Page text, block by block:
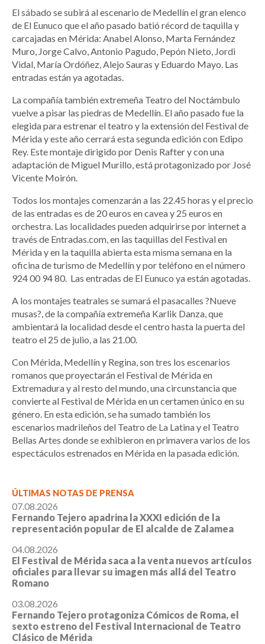
El sábado se subirá al escenario de Medellín el gran elenco
de El Eunuco que el año pasado batió récord de taquilla y
carcajadas en Mérida: Anabel Alonso, Marta Fernández
Muro, Jorge Calvo, Antonio Pagudo, Pepón Nieto, Jordi
Vidal, María Ordóñez, Alejo Sauras y Eduardo Mayo. Las
entradas están ya agotadas.
La compañía también extremeña Teatro del Noctámbulo
vuelve a pisar las piedras de Medellín. El año pasado fue la
elegida para estrenar el teatro y la extensión del Festival de
Mérida y este año cerrará esta segunda edición con Edipo
Rey. Este montaje dirigido por Denis Rafter y con una
adaptación de Miguel Murillo, está protagonizado por José
Vicente Moirón.
Todos los montajes comenzarán a las 22.45 horas y el precio
de las entradas es de 20 euros en cavea y 25 euros en
orchestra. Las localidades pueden adquirirse por internet a
través de Entradas.com, en las taquillas del Festival en
Mérida y en la taquilla abierta esta misma semana en la
oficina de turismo de Medellín y por teléfono en el número
924 00 94 80. Las entradas de El Eunuco ya están agotadas.
A los montajes teatrales se sumará el pasacalles ?Nueve
musas?, de la compañía extremeña Karlik Danza, que
ambientará la localidad desde el centro hasta la puerta del
teatro el 25 de julio, a las 21.00.
Con Mérida, Medellín y Regina, son tres los escenarios
romanos que proyectarán el Festival de Mérida en
Extremadura y al resto del mundo, una circunstancia que
convierte al Festival de Mérida en un certamen único en su
género. En esta edición, se ha sumado también los
escenarios madrileños del Teatro de La Latina y el Teatro
Bellas Artes donde se exhibieron en primavera varios de los
espectáculos estrenados en Mérida en la pasada edición.
ÚLTIMAS NOTAS DE PRENSA
07.08.2026
Fernando Tejero apadrina la XXXI edición de la
representación popular de El alcalde de Zalamea
04.08.2026
El Festival de Mérida saca a la venta nuevos artículos
oficiales para llevar su imagen más allá del Teatro
Romano
03.08.2026
Fernando Tejero protagoniza Cómicos de Roma, el
sexto estreno del Festival Internacional de Teatro
Clásico de Mérida